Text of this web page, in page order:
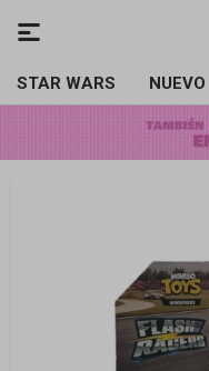
STAR WARS NUEVO
